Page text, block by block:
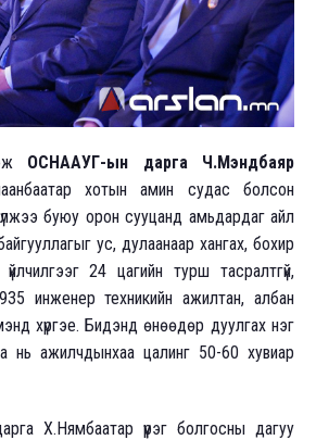
ОСНААУГ-ын дарга Ч.Мэндбаяр
хотын амин судас болсон
буюу орон сууцанд амьдардаг айл
ус, дулаанаар хангах, бохир
24 цагийн турш тасралтгүй,
1935 инженер техникийн ажилтан, албан
хүргэе. Бидэнд өнөөдөр дуулгах нэг
нь ажилчдынхаа цалинг 50-60 хувиар
Х.Нямбаатар үүрэг болгосны дагуу